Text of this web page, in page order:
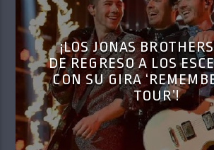
¡LOS JONAS
DE REGRESO A LOS
CON SU GIRA
TOUR’!